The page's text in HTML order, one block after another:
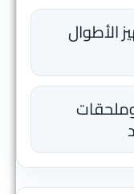
الأطوال